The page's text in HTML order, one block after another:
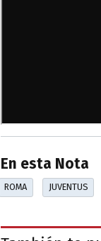
En esta Nota
ROMA JUVENTUS